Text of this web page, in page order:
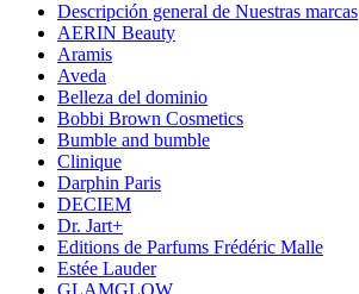
Descripción general de Nuestras marcas
AERIN Beauty
Aramis
Aveda
Belleza del dominio
Bobbi Brown Cosmetics
Bumble and bumble
Clinique
Darphin Paris
DECIEM
Dr. Jart+
Editions de Parfums Frédéric Malle
Estée Lauder
GLAMGLOW